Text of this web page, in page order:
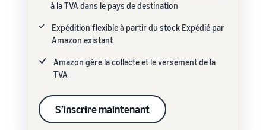
à la TVA dans le pays de destination
Expédition flexible à partir du stock Expédié par
Amazon existant
Amazon gère la collecte et le versement de la
TVA
S’inscrire maintenant